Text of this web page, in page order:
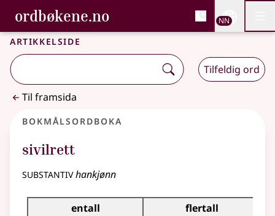
Gå til hovudinnhald
Tilgjenge
ordbøkene.no, Bokmålsordboka og
Bokmålsordboka og Nynorskordboka
NN
Artikkelside
Tilfeldig ord
Til framsida
Bokmålsordboka
sivilrett
substantivhankjønn
Bøyingstabell for dette substantivet
entall
flertall